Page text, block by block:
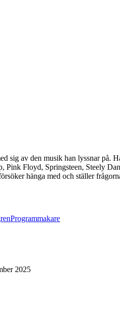
sig av den musik han lyssnar på.
Pink Floyd, Springsteen, Steely
hänga med och ställer
Programmakare
2025